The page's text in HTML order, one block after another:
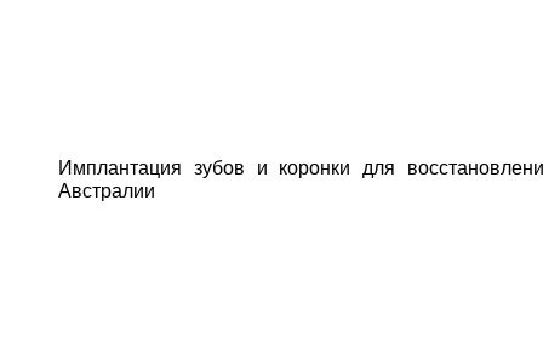
Имплантация зубов и коронки для восстановления передних зубов мисс Кэрол Сент-Виктор из
Австралии